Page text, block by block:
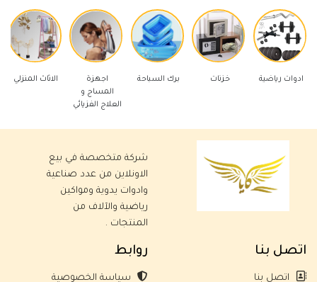
خزنات برك السباحة
اجهزة
العلاج الفزيائي
الاثاث المنزلي ادوات
شركة متخصصة في بيع
الاونلاين من عدد صناعية
وادوات يدوية ومواكين
رياضية والآلاف من
المنتجات .
اتصل بنا
اتصل بنا
روابط
سياسة الخصوصية